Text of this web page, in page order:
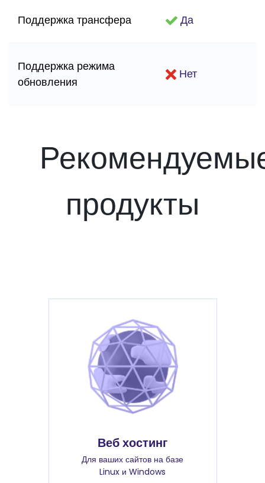
Поддержка трансфера Да
Поддержка режима
обновления
Нет
продукты
Веб хостинг
Для ваших сайтов на базе
Linux и Windows